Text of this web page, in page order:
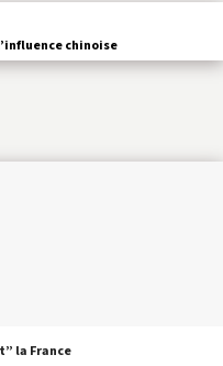
chinoise
la France